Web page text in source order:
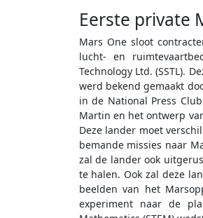
Eerste private
Mars One sloot
lucht- en
Technology Ltd. (SSTL).
werd bekend gemaakt
in de National Press
Martin en het ontwerp
Deze lander moet
bemande missies naar
zal de lander ook
te halen. Ook zal deze
beelden van het
experiment naar de